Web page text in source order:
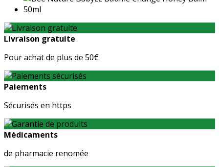
Livraison gratuite
Pour achat de plus de 50€
Paiements
Sécurisés en https
Médicaments
de pharmacie renomée